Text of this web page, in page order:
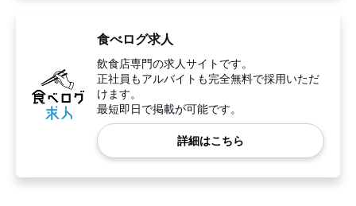
食べログ求人
飲食店専門の求人サイトです。
正社員もアルバイトも完全無料で採用いただ
けます。
最短即日で掲載が可能です。
詳細はこちら